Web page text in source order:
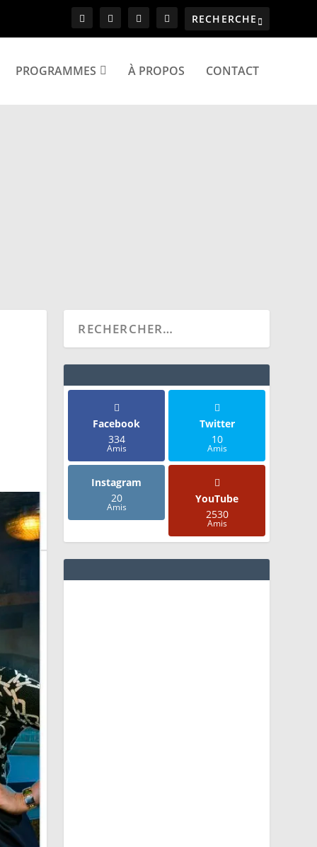
PROGRAMMES À PROPOS CONTACT
Facebook
334
Amis
Twitter
10
Amis
Instagram
20
Amis
YouTube
2530
Amis